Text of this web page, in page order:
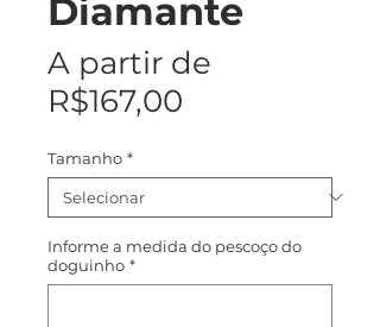
Diamante
A partir de
R$167,00
Tamanho *
Informe a medida do pescoço do
doguinho *